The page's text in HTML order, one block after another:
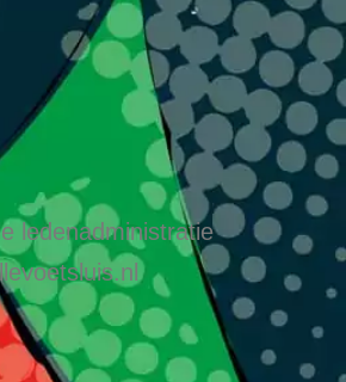
ledenadministratie